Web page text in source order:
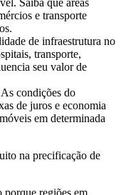
Saiba que áreas
e transporte
de infraestrutura no
transporte,
seu valor de
As condições do
de juros e economia
em determinada
na precificação de